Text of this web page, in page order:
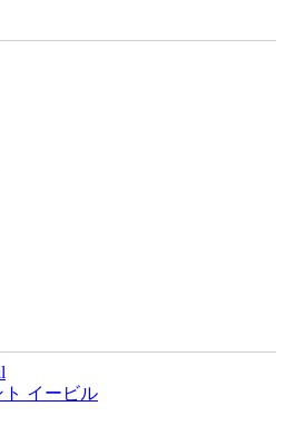
イービル